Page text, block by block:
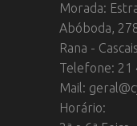
Morada:
Abóboda,
Rana - Cascais
Telefone: 21
Mail:
Horário: